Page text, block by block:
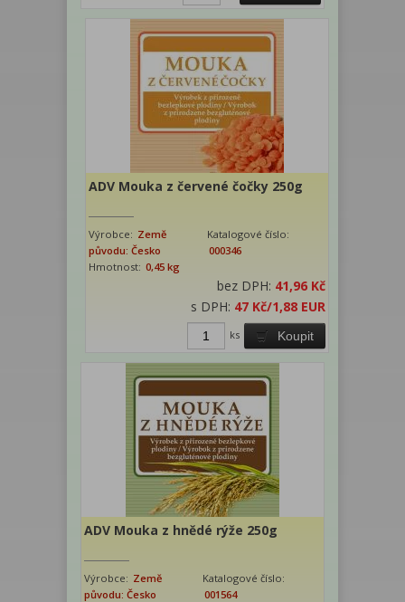
ADV Mouka z červené čočky 250g
Výrobce: Země
původu: Česko
Katalogové číslo:
000346
Hmotnost: 0,45 kg
bez DPH: 41,96 Kč
s DPH: 47 Kč/1,88 EUR
Koupit
ks
ADV Mouka z hnědé rýže 250g
Výrobce: Země
původu: Česko
Katalogové číslo:
001564